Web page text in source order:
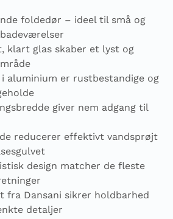
foldedør – ideel til små og
klart glas skaber et lyst og
aluminium er rustbestandige og
giver nem adgang til
reducerer effektivt vandsprøjt
design matcher de fleste
fra Dansani sikrer holdbarhed
detaljer